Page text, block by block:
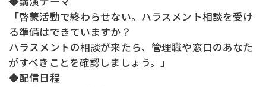
「啓蒙活動で終わらせない。ハラスメント相談を受け
る準備はできていますか？
ハラスメントの相談が来たら、管理職や窓口のあなた
がすべきことを確認しましょう。」
◆配信日程